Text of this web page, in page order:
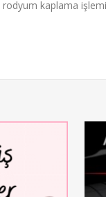
rodyum kaplama